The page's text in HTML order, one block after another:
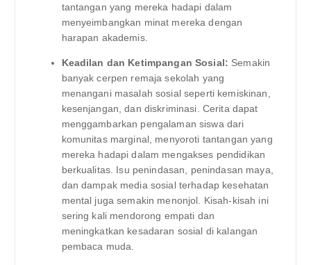
tantangan yang mereka hadapi dalam
menyeimbangkan minat mereka dengan
harapan akademis.
Keadilan dan Ketimpangan Sosial: Semakin
banyak cerpen remaja sekolah yang
menangani masalah sosial seperti kemiskinan,
kesenjangan, dan diskriminasi. Cerita dapat
menggambarkan pengalaman siswa dari
komunitas marginal, menyoroti tantangan yang
mereka hadapi dalam mengakses pendidikan
berkualitas. Isu penindasan, penindasan maya,
dan dampak media sosial terhadap kesehatan
mental juga semakin menonjol. Kisah-kisah ini
sering kali mendorong empati dan
meningkatkan kesadaran sosial di kalangan
pembaca muda.